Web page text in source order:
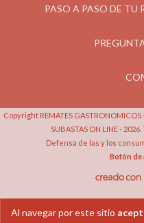
Al navegar por este sitio
PASO A PASO DE TU
Copyright REMATES GASTRONOMICOS
SUBASTAS ON LINE -
Defensa de las y los
Botón